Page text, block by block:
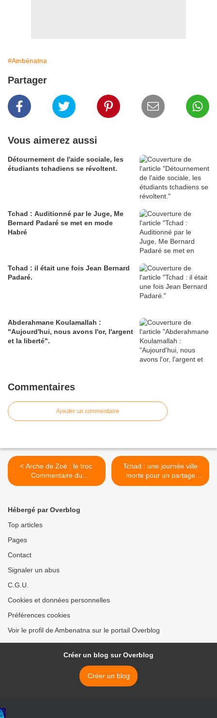
#Ambénatna
Partager
Vous aimerez aussi
Détournement de l'aide sociale, les
étudiants tchadiens se révoltent.
Tchad : Auditionné par le Juge, Me
Bernard Padaré se met en mode
Habré
Tchad : il était une fois Jean Bernard
Padaré.
Abderahmane Koulamallah :
"Aujourd'hui, nous avons l'or, l'argent
et la liberté".
Commentaires
Ajouter un commentaire
< Arche de Zoé : le troc.
Commentaire du
Journaliste Siddick Abba
Tchad : une journée ville
morte pour un partage
équitable des richesses
Hébergé par Overblog
Top articles
Pages
Contact
Signaler un abus
C.G.U.
Cookies et données personnelles
Préférences cookies
Voir le profil de Ambenatna sur le portail Overblog
Créer un blog sur Overblog
Créer un blog